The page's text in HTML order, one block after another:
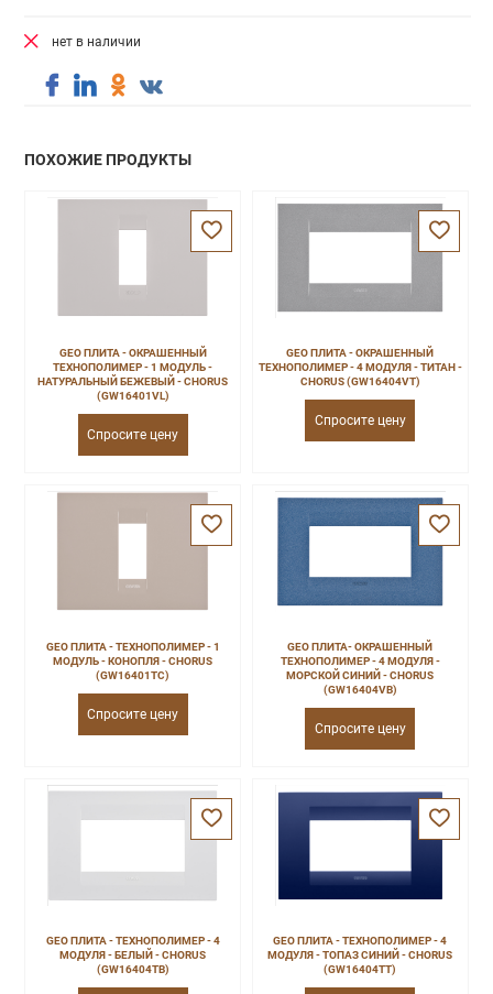
нет в наличии
ПОХОЖИЕ ПРОДУКТЫ
GEO ПЛИТА - ОКРАШЕННЫЙ
ТЕХНОПОЛИМЕР - 1 МОДУЛЬ -
НАТУРАЛЬНЫЙ БЕЖЕВЫЙ - CHORUS
(GW16401VL)
Спросите цену
GEO ПЛИТА - ОКРАШЕННЫЙ
ТЕХНОПОЛИМЕР - 4 МОДУЛЯ - ТИТАН -
CHORUS (GW16404VT)
Спросите цену
GEO ПЛИТА - ТЕХНОПОЛИМЕР - 1
МОДУЛЬ - КОНОПЛЯ - CHORUS
(GW16401TC)
Спросите цену
GEO ПЛИТА- ОКРАШЕННЫЙ
ТЕХНОПОЛИМЕР - 4 МОДУЛЯ -
МОРСКОЙ СИНИЙ - CHORUS
(GW16404VB)
Спросите цену
GEO ПЛИТА - ТЕХНОПОЛИМЕР - 4
МОДУЛЯ - БЕЛЫЙ - CHORUS
(GW16404TB)
GEO ПЛИТА - ТЕХНОПОЛИМЕР - 4
МОДУЛЯ - ТОПАЗ СИНИЙ - CHORUS
(GW16404TT)